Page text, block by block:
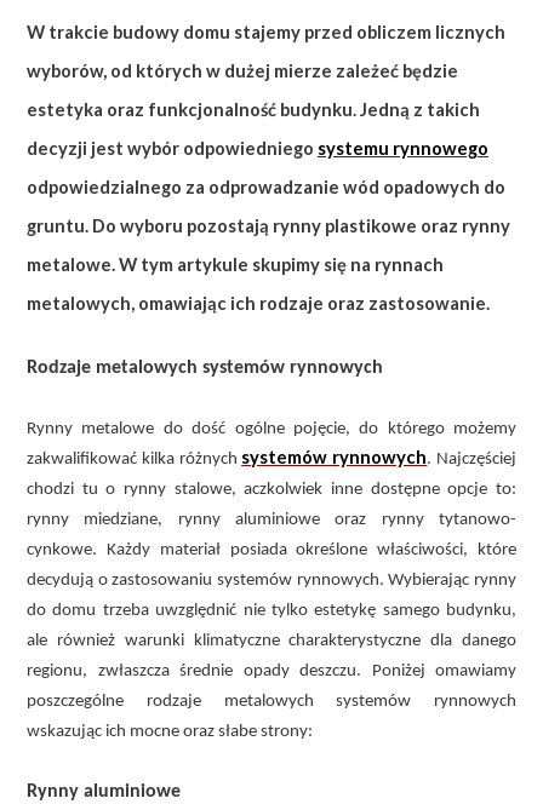
W trakcie budowy domu stajemy przed obliczem licznych
wyborów, od których w dużej mierze zależeć będzie
estetyka oraz funkcjonalność budynku. Jedną z takich
decyzji jest wybór odpowiedniego systemu rynnowego
odpowiedzialnego za odprowadzanie wód opadowych do
gruntu. Do wyboru pozostają rynny plastikowe oraz rynny
metalowe. W tym artykule skupimy się na rynnach
metalowych, omawiając ich rodzaje oraz zastosowanie.
Rodzaje metalowych systemów rynnowych
Rynny metalowe do dość ogólne pojęcie, do którego możemy
zakwalifikować kilka różnych systemów rynnowych. Najczęściej
chodzi tu o rynny stalowe, aczkolwiek inne dostępne opcje to:
rynny miedziane, rynny aluminiowe oraz rynny tytanowo-
cynkowe. Każdy materiał posiada określone właściwości, które
decydują o zastosowaniu systemów rynnowych. Wybierając rynny
do domu trzeba uwzględnić nie tylko estetykę samego budynku,
ale również warunki klimatyczne charakterystyczne dla danego
regionu, zwłaszcza średnie opady deszczu. Poniżej omawiamy
poszczególne rodzaje metalowych systemów rynnowych
wskazując ich mocne oraz słabe strony:
Rynny aluminiowe